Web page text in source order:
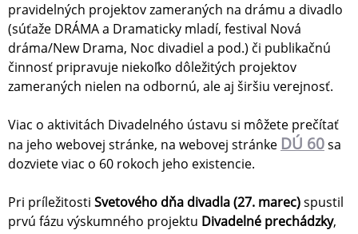
pravidelných projektov zameraných na drámu a divadlo
(súťaže DRÁMA a Dramaticky mladí, festival Nová
dráma/New Drama, Noc divadiel a pod.) či publikačnú
činnosť pripravuje niekoľko dôležitých projektov
zameraných nielen na odbornú, ale aj širšiu verejnosť.
Viac o aktivitách Divadelného ústavu si môžete prečítať
na jeho webovej stránke, na webovej stránke DÚ 60sa
dozviete viac o 60 rokoch jeho existencie.
Pri príležitosti Svetového dňa divadla (27. marec)spustil
prvú fázu výskumného projektu Divadelné prechádzky,